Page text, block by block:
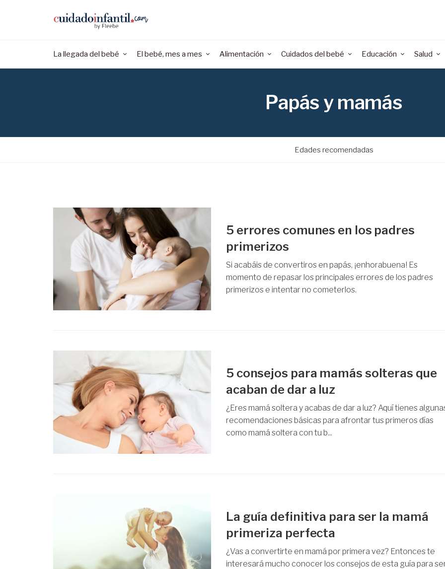
La llegada del bebé El bebé, mes a mes Alimentación Cuidados del bebé Educación Salud
Papás y mamás
Edades recomendadas
5 errores comunes en los padres
primerizos
Si acabáis de convertiros en papás, ¡enhorabuena! Es
momento de repasar los principales errores de los padres
primerizos e intentar no cometerlos.
5 consejos para mamás solteras que
acaban de dar a luz
¿Eres mamá soltera y acabas de dar a luz? Aquí tienes
recomendaciones básicas para afrontar tus primeros días
como mamá soltera con tu b...
La guía definitiva para ser la mamá
primeriza perfecta
¿Vas a convertirte en mamá por primera vez? Entonces te
interesará mucho conocer los consejos de esta guía para